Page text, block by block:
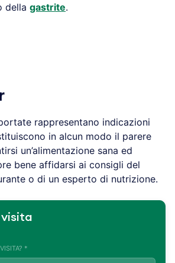
della gastrite.
rappresentano indicazioni
in alcun modo il parere
un’alimentazione sana ed
bene affidarsi ai consigli del
o di un esperto di nutrizione.
visita
*